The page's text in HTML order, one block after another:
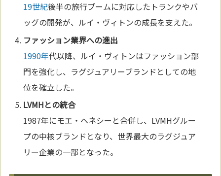
19世紀後半の旅行ブームに対応したトランクやバ
ッグの開発が、ルイ・ヴィトンの成長を支えた。
ファッション業界への進出
1990年代以降、ルイ・ヴィトンはファッション部
門を強化し、ラグジュアリーブランドとしての地
位を確立した。
LVMHとの統合
1987年にモエ・ヘネシーと合併し、LVMHグルー
プの中核ブランドとなり、世界最大のラグジュア
リー企業の一部となった。